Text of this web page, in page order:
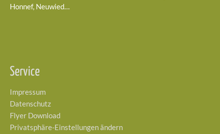
Honnef, Neuwied…
Service
Impressum
Datenschutz
Flyer Download
Privatsphäre-Einstellungen ändern